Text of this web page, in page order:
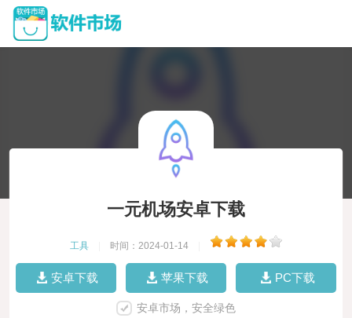
一元机场安卓下载
工具 时间：2024-01-14
安卓下载 苹果下载 PC下载
安卓市场，安全绿色